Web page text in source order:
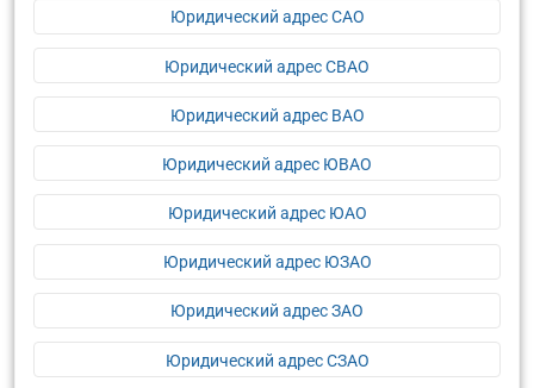
Юридический адрес САО
Юридический адрес СВАО
Юридический адрес ВАО
Юридический адрес ЮВАО
Юридический адрес ЮАО
Юридический адрес ЮЗАО
Юридический адрес ЗАО
Юридический адрес СЗАО